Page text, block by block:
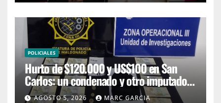
POLICIALES
Hurto de $120.000 y US$100 en San
Carlos: un condenado y otro imputado
con prisión preventiva
AGOSTO 5, 2026 MARC GARCIA